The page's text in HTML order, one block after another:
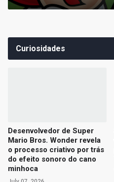
Curiosidades
Desenvolvedor de Super
Mario Bros. Wonder revela
o processo criativo por trás
do efeito sonoro do cano
minhoca